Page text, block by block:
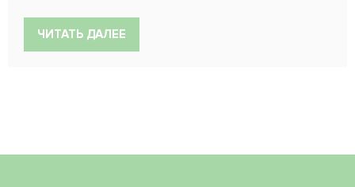
ЧИТАТЬ ДАЛЕЕ